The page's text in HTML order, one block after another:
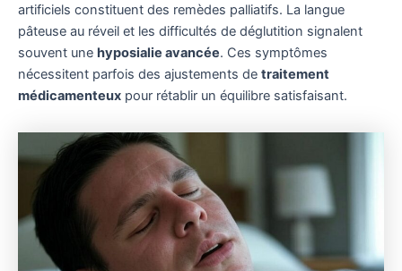
artificiels constituent des remèdes palliatifs. La langue
pâteuse au réveil et les difficultés de déglutition signalent
souvent une hyposialie avancée. Ces symptômes
nécessitent parfois des ajustements de traitement
médicamenteux pour rétablir un équilibre satisfaisant.